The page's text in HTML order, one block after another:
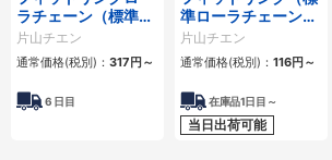
ラチェーン（標準ロ
ーラチェーン） 4列
片山チエン
通常価格(税別)： 317円～
6 日目
準ローラチェーン）
1列
片山チエン
通常価格(税別)： 116円～
在庫品1日目～
当日出荷可能